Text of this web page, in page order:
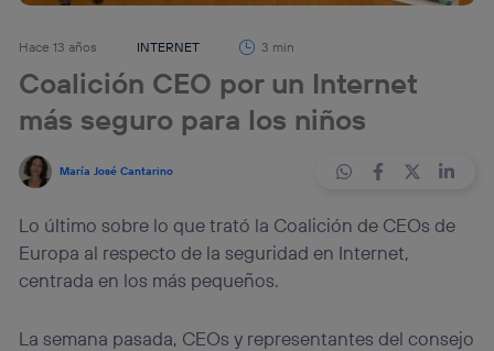
Hace 13 años INTERNET 3 min
Coalición CEO por un Internet
más seguro para los niños
María José Cantarino
Lo último sobre lo que trató la Coalición de CEOs de
Europa al respecto de la seguridad en Internet,
centrada en los más pequeños.
La semana pasada, CEOs y representantes del consejo